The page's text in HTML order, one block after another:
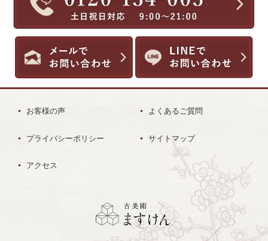
お客様の声 よくあるご質問
プライバシーポリシー サイトマップ
アクセス